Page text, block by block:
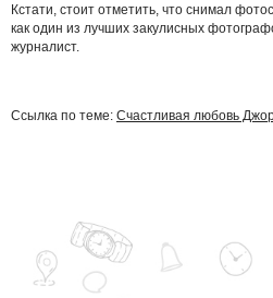
Кстати, стоит отметить, что снимал
как один из лучших закулисных
журналист.
Ссылка по теме: Счастливая любовь